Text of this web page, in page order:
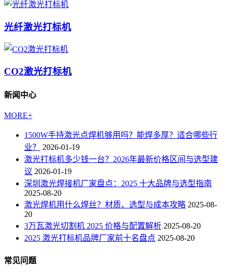
光纤激光打标机
CO2激光打标机
新闻中心
MORE+
1500W手持激光点焊机够用吗？能焊多厚？适合哪些行
业？
2026-01-19
激光打标机多少钱一台？2026年最新价格区间与选型建
议 2026-01-19
深圳激光焊接机厂家盘点：2025 十大品牌与选型指南
2025-08-20
激光焊机用什么焊丝？材质、选型与成本攻略 2025-08-
20
3万瓦激光切割机 2025 价格与配置解析 2025-08-20
2025 激光打标机品牌厂家前十名盘点 2025-08-20
常见问题